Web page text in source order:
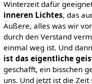
Winterzeit dafür
inneren Lichtes, das
Äußere, alles was wir
durch den Verstand
einmal weg ist. Und
ist das eigentliche
geschafft, ein bisschen
uns. Und jetzt ist die